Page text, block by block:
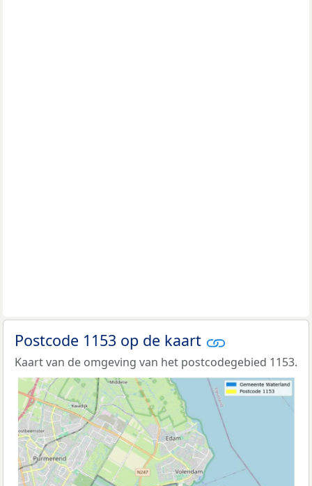
Postcode 1153 op de kaart
Kaart van de omgeving van het postcodegebied 1153.